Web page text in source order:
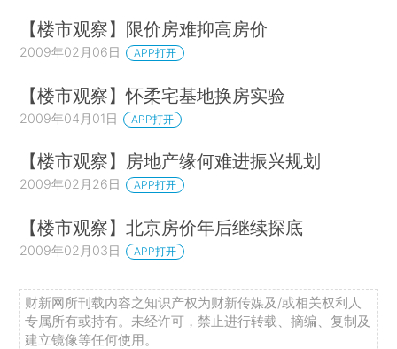
【楼市观察】限价房难抑高房价
2009年02月06日 APP打开
【楼市观察】怀柔宅基地换房实验
2009年04月01日 APP打开
【楼市观察】房地产缘何难进振兴规划
2009年02月26日 APP打开
【楼市观察】北京房价年后继续探底
2009年02月03日 APP打开
财新网所刊载内容之知识产权为财新传媒及/或相关权利人
专属所有或持有。未经许可，禁止进行转载、摘编、复制及
建立镜像等任何使用。